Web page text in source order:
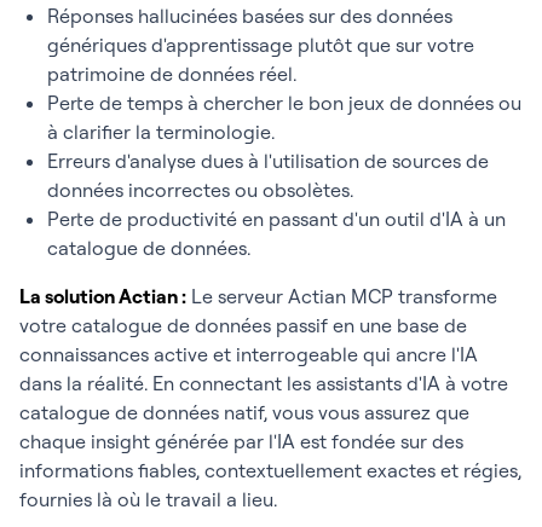
Réponses hallucinées basées sur des données
génériques d'apprentissage plutôt que sur votre
patrimoine de données réel.
Perte de temps à chercher le bon jeux de données ou
à clarifier la terminologie.
Erreurs d'analyse dues à l'utilisation de sources de
données incorrectes ou obsolètes.
Perte de productivité en passant d'un outil d'IA à un
catalogue de données.
La solution Actian : Le serveur Actian MCP transforme
votre catalogue de données passif en une base de
connaissances active et interrogeable qui ancre l'IA
dans la réalité. En connectant les assistants d'IA à votre
catalogue de données natif, vous vous assurez que
chaque insight générée par l'IA est fondée sur des
informations fiables, contextuellement exactes et régies,
fournies là où le travail a lieu.